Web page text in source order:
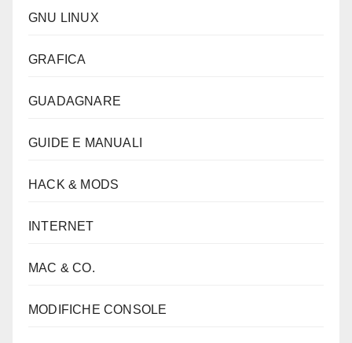
GNU LINUX
GRAFICA
GUADAGNARE
GUIDE E MANUALI
HACK & MODS
INTERNET
MAC & CO.
MODIFICHE CONSOLE